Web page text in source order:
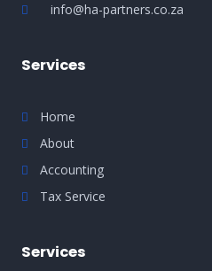
info@ha-partners.co.za
Services
Home
About
Accounting
Tax Service
Services